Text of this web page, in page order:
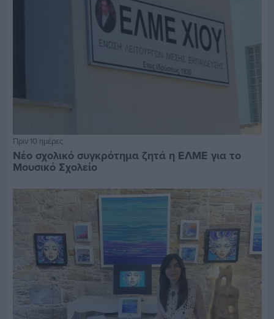
Πριν 10 ημέρες
Νέο σχολικό συγκρότημα ζητά η ΕΛΜΕ για το
Μουσικό Σχολείο